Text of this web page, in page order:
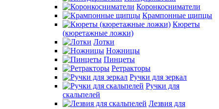
Коронкосниматели
Крампонные щипцы
Кюреты
(кюретажные ложки)
Лотки
Ножницы
Пинцеты
Ретракторы
Ручки для зеркал
Ручки для
скальпелей
Лезвия для